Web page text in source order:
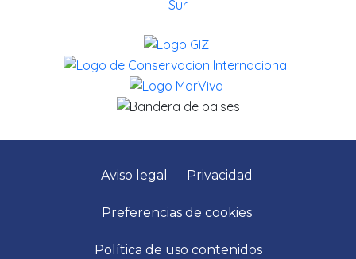
Aviso legal Privacidad
Preferencias de cookies
Política de uso contenidos